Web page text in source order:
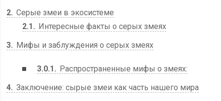
2 Серые змеи в экосистеме
2.1
Интересные факты о серых змеях
3
Мифы и заблуждения о серых змеях
3.0.1
Распространенные мифы о змеях:
4 Заключение: сырые змеи как часть нашего мира